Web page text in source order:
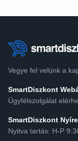
Vegye fel velünk a
SmartDiszkont
Ügyfélszolgálat
SmartDiszkont
Nyitva tartás: H-P